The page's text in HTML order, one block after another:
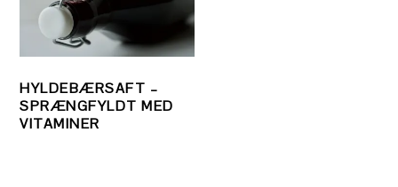
HYLDEBÆRSAFT –
SPRÆNGFYLDT MED
VITAMINER